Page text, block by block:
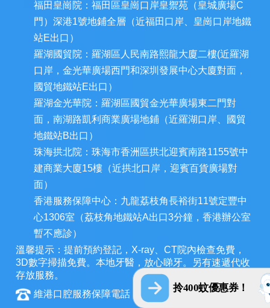
拎400蚊優惠券！
福田皇崗院：福田區皇崗口岸皇禦苑（皇城廣場C
門）深港1號地鋪全層（近福田口岸、皇崗口岸地鐵
站E出口）
羅湖國貿院：羅湖區人民南路熙龍大廈二樓(近羅湖
口岸，金光華廣場西門和深圳發展中心大廈對面，
國貿地鐵站E出口）
羅湖金光華院：羅湖區國貿金光華廣場東二門對
面，南湖路凱利商業廣場地鋪（近羅湖口岸、國貿
地鐵站B出口）
珠海拱北院：珠海市香洲區拱北迎賓南路1155號中
建商業大廈15樓（近拱北口岸，迎賓百貨廣場對
面）
香港服務保障中心：九龍荔枝角長裕街11號定豐中
心1306室（荔枝角地鐵站A出口3分鐘，香港辦公室
暫不應診）
溫馨提示：提前預約登記，X-ray、CT院內檢查免費，
3D數字掃描免費。本地牙醫，放心睇牙。另有速遞代收
存放服務。
維港口腔服務保障電話：+852 6847 2582